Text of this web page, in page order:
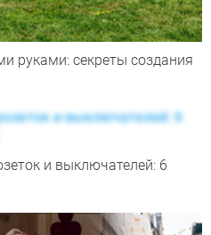
руками: секреты создания
и выключателей: 6